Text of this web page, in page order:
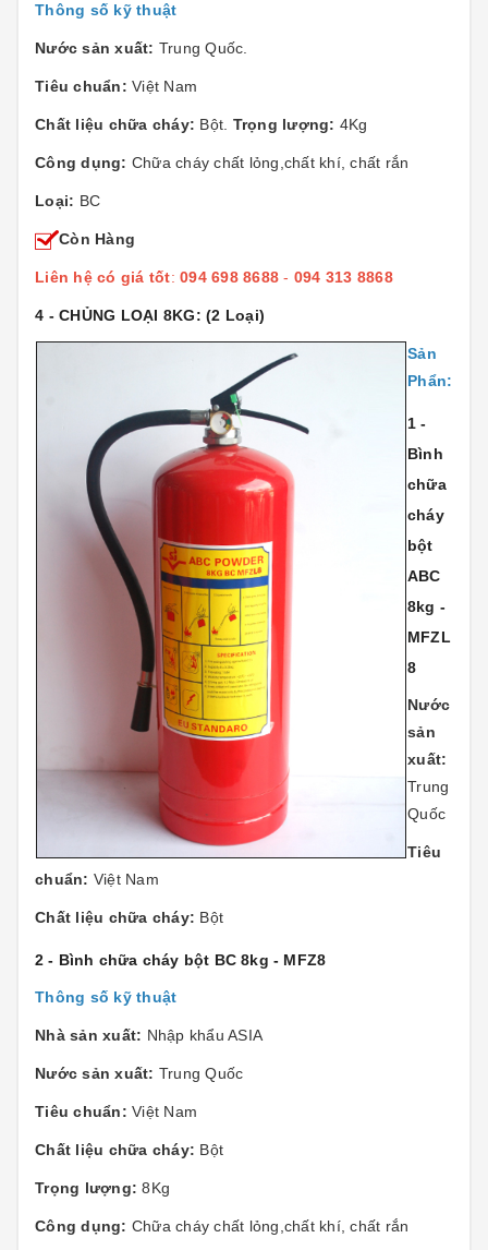
Thông số kỹ thuật
Nước sản xuất: Trung Quốc.
Tiêu chuẩn: Việt Nam
Chất liệu chữa cháy: Bột. Trọng lượng: 4Kg
Công dụng: Chữa cháy chất lỏng,chất khí, chất rắn
Loại: BC
Còn Hàng
Liên hệ có giá tốt: 094 698 8688 - 094 313 8868
4 - CHỦNG LOẠI 8KG: (2 Loại)
Sản
Phẩn:
1 -
Bình
chữa
cháy
bột
ABC
8kg -
MFZL
8
Nước
sản
xuất:
Trung
Quốc
Tiêu
chuẩn: Việt Nam
Chất liệu chữa cháy: Bột
2 - Bình chữa cháy bột BC 8kg - MFZ8
Thông số kỹ thuật
Nhà sản xuất: Nhập khẩu ASIA
Nước sản xuất: Trung Quốc
Tiêu chuẩn: Việt Nam
Chất liệu chữa cháy: Bột
Trọng lượng: 8Kg
Công dụng: Chữa cháy chất lỏng,chất khí, chất rắn